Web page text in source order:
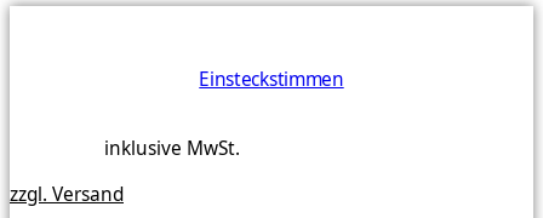
Einsteckstimmen
inklusive MwSt.
zzgl. Versand